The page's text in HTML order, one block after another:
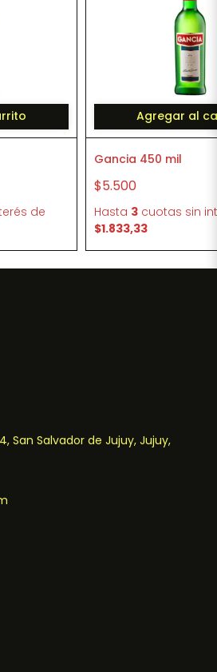
de
Agregar al
Gancia 450 mil
$5.500
Hasta 3 cuotas sin
$1.833,33
San Salvador de Jujuy, Jujuy,